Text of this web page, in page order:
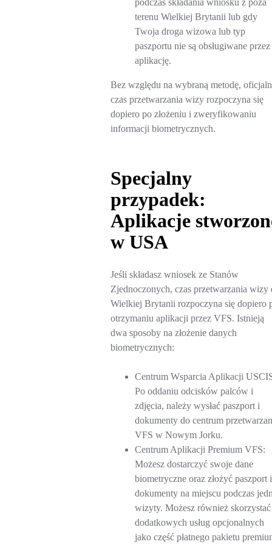
podczas składania wniosku z poza
terenu Wielkiej Brytanii lub gdy
Twoja droga wizowa lub typ
paszportu nie są obsługiwane przez
aplikację.
Bez względu na wybraną metodę,
czas przetwarzania wizy rozpoczyna się
dopiero po złożeniu i zweryfikowaniu
informacji biometrycznych.
Specjalny
przypadek:
Aplikacje
w USA
Jeśli składasz wniosek ze Stanów
Zjednoczonych, czas przetwarzania wizy
Wielkiej Brytanii rozpoczyna się dopiero
otrzymaniu aplikacji przez VFS. Istnieją
dwa sposoby na złożenie danych
biometrycznych:
Centrum Wsparcia Aplikacji
Po oddaniu odcisków palców i
zdjęcia, należy wysłać paszport i
dokumenty do centrum
VFS w Nowym Jorku.
Centrum Aplikacji Premium VFS:
Możesz dostarczyć swoje dane
biometryczne oraz złożyć paszport i
dokumenty na miejscu podczas
wizyty. Możesz również skorzystać
dodatkowych usług opcjonalnych
jako część płatnego pakietu